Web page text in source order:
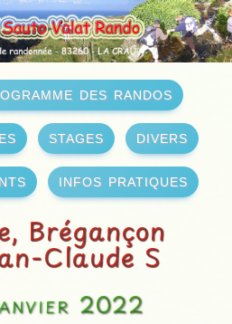
des randos
stages divers
infos pratiques
Brégançon
Claude S
2022